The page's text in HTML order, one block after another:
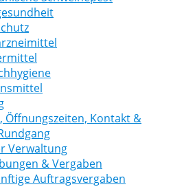
Öffnungszeiten, Kontakt &
Verwaltung
& Vergaben
Auftragsvergaben